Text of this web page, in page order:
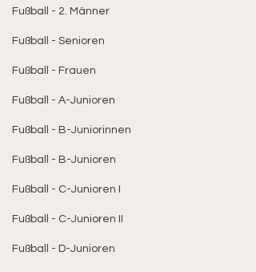
Fußball - 2. Männer
Fußball - Senioren
Fußball - Frauen
Fußball - A-Junioren
Fußball - B-Juniorinnen
Fußball - B-Junioren
Fußball - C-Junioren I
Fußball - C-Junioren II
Fußball - D-Junioren